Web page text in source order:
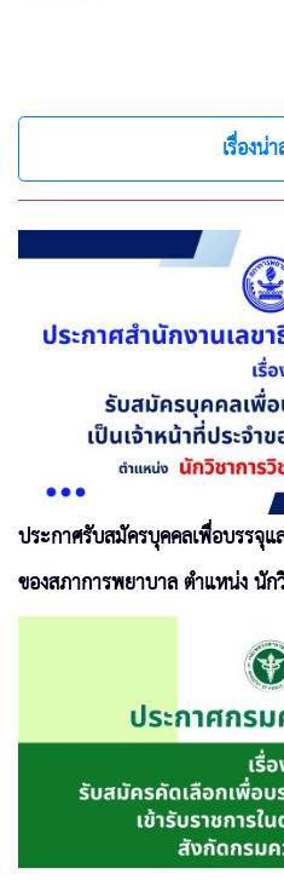
เรื่องน่
ประกาศรับสมัครบุคคลเพื่อบรรจุแ
ของสภาการพยาบาล ตำแหน่ง นั